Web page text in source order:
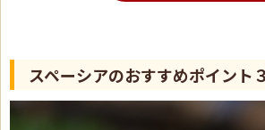
スペーシアのおすすめポイント